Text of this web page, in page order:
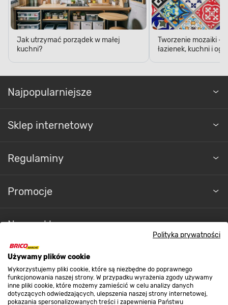
Polityka prywatności
Używamy plików cookie
Wykorzystujemy pliki cookie, które są niezbędne do poprawnego
funkcjonowania naszej strony. W przypadku wyrażenia zgody używamy
inne pliki cookie, które możemy zamieścić w celu analizy danych
dotyczących odwiedzających, ulepszenia naszej strony internetowej,
pokazania spersonalizowanych treści i zapewnienia Państwu
Jak utrzymać porządek w małej
kuchni?
Tworzenie mozaiki -
łazienek, kuchni i
Najpopularniejsze
Sklep internetowy
Regulaminy
Promocje
Nasze sklepy
O nas
Kontakt do sklepu